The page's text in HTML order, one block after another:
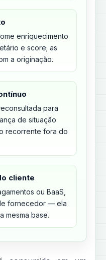
enriquecimento
e score; as
a originação.
para
de situação
recorrente fora do
cliente
ou BaaS,
fornecedor — ela
mesma base.